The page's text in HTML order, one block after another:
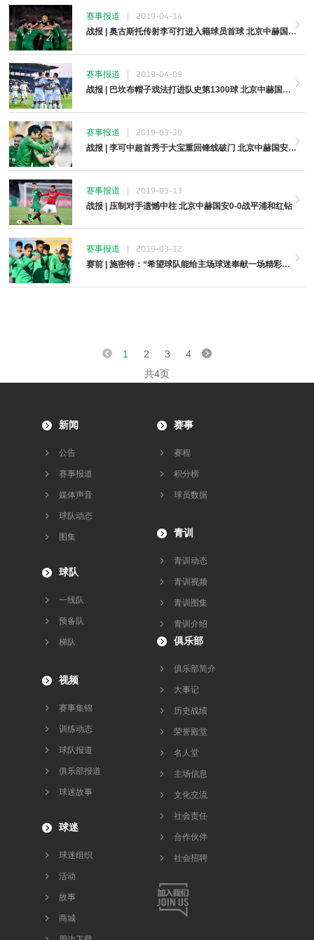
赛事报道 | 2019-04-14
战报 | 奥古斯托传射李可打进入籍球员首球 北京中赫国安2-1河南建业
赛事报道 | 2019-04-09
战报 | 巴坎布帽子戏法打进队史第1300球 北京中赫国安3-1客胜武里南
赛事报道 | 2019-03-30
战报 | 李可中超首秀于大宝重回锋线破门 北京中赫国安1-0客胜北京人和
赛事报道 | 2019-03-13
战报 | 压制对手遗憾中柱 北京中赫国安0-0战平浦和红钻
赛事报道 | 2019-03-12
赛前 | 施密特：“希望球队能给主场球迷奉献一场精彩的比赛”
1 2 3
4
共4页
新闻
公告
赛事报道
媒体声音
球队动态
图集
赛事
赛程
积分榜
球员数据
视频
赛事集锦
训练动态
球队报道
俱乐部报道
球迷故事
俱乐部
俱乐部简介
大事记
历史战绩
荣誉殿堂
名人堂
主场信息
文化交流
社会责任
合作伙伴
社会招聘
球迷
球迷组织
活动
故事
商城
球队
一线队
预备队
梯队
青训
青训动态
青训视频
青训图集
青训介绍